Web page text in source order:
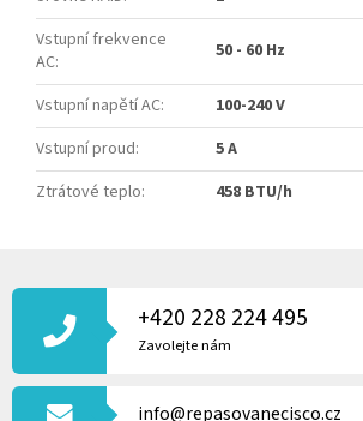
Vstupní frekvence
AC: 50 - 60 Hz
Vstupní napětí AC:
100-240 V
Vstupní proud:
5 A
Ztrátové teplo: 458 BTU/h
Á
T
+420 228 224 495
Zavolejte nám
info@repasovanecisco.cz